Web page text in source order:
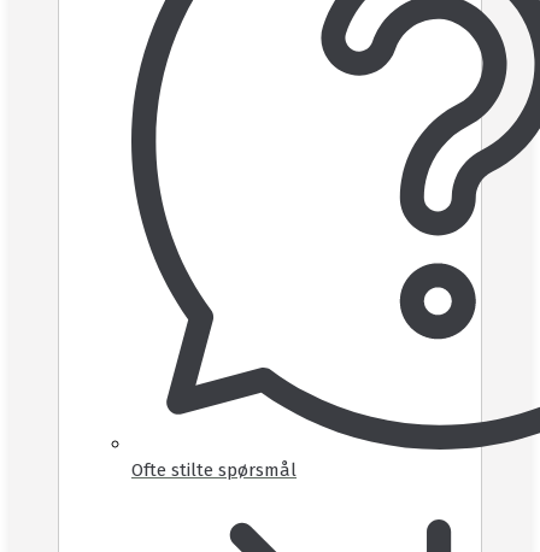
Ofte stilte spørsmål